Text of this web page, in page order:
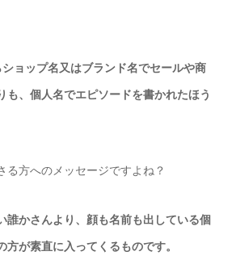
ョップ名又はブランド名でセールや商
も、個人名でエピソードを書かれたほう
る方へのメッセージですよね？
誰かさんより、顔も名前も出している個
方が素直に入ってくるものです。